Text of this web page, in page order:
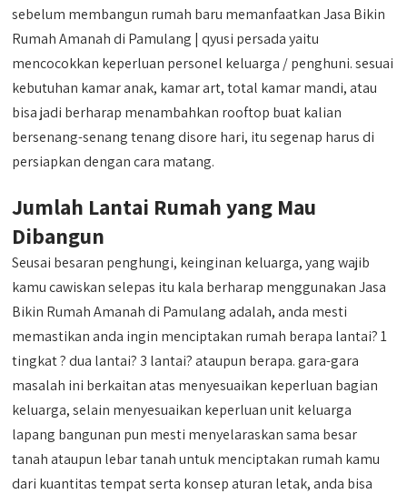
sebelum membangun rumah baru memanfaatkan Jasa Bikin
Rumah Amanah di Pamulang | qyusi persada yaitu
mencocokkan keperluan personel keluarga / penghuni. sesuai
kebutuhan kamar anak, kamar art, total kamar mandi, atau
bisa jadi berharap menambahkan rooftop buat kalian
bersenang-senang tenang disore hari, itu segenap harus di
persiapkan dengan cara matang.
Jumlah Lantai Rumah yang Mau
Dibangun
Seusai besaran penghungi, keinginan keluarga, yang wajib
kamu cawiskan selepas itu kala berharap menggunakan Jasa
Bikin Rumah Amanah di Pamulang adalah, anda mesti
memastikan anda ingin menciptakan rumah berapa lantai? 1
tingkat ? dua lantai? 3 lantai? ataupun berapa. gara-gara
masalah ini berkaitan atas menyesuaikan keperluan bagian
keluarga, selain menyesuaikan keperluan unit keluarga
lapang bangunan pun mesti menyelaraskan sama besar
tanah ataupun lebar tanah untuk menciptakan rumah kamu
dari kuantitas tempat serta konsep aturan letak, anda bisa